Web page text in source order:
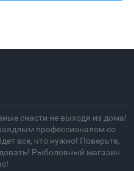
снасти не выходя из дома!
профессионалом со
все, что нужно! Поверьте,
Рыболовный магазин